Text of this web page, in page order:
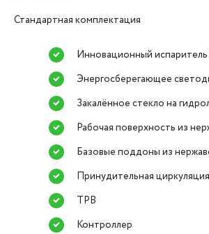
Стандартная комплектация
Инновационный испаритель
Энергосберегающее
Закалённое стекло на
Рабочая поверхность из
Базовые поддоны из
Принудительная
ТРВ
Контроллер